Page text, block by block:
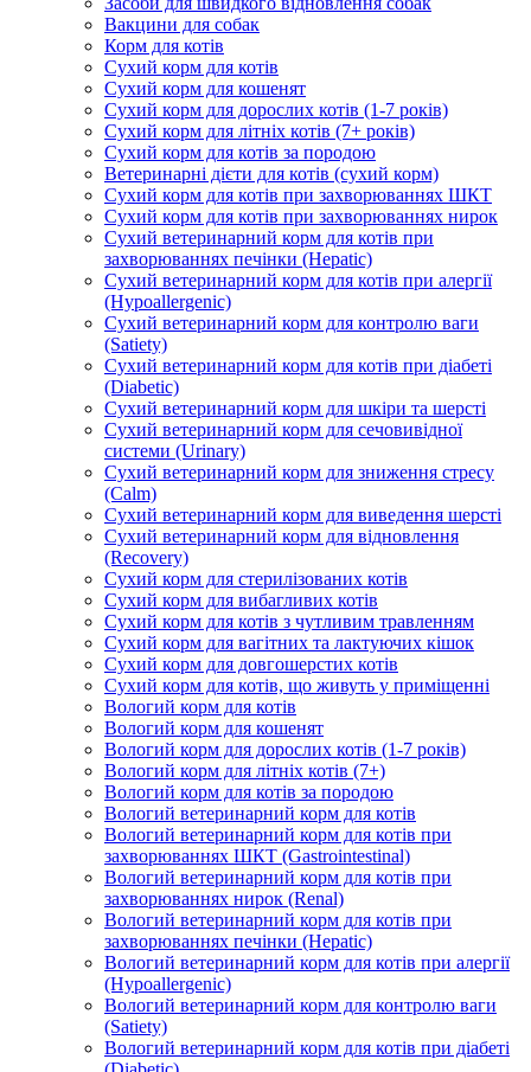
Вакцини для собак
Корм для котів
Сухий корм для котів
Сухий корм для кошенят
Сухий корм для дорослих котів (1-7 років)
Сухий корм для літніх котів (7+ років)
Сухий корм для котів за породою
Ветеринарні дієти для котів (сухий корм)
Сухий корм для котів при захворюваннях ШКТ
Сухий корм для котів при захворюваннях нирок
Сухий ветеринарний корм для котів при
захворюваннях печінки (Hepatic)
Сухий ветеринарний корм для котів при алергії
(Hypoallergenic)
Сухий ветеринарний корм для контролю ваги
(Satiety)
Сухий ветеринарний корм для котів при діабеті
(Diabetic)
Сухий ветеринарний корм для шкіри та шерсті
Сухий ветеринарний корм для сечовивідної
системи (Urinary)
Сухий ветеринарний корм для зниження стресу
(Calm)
Сухий ветеринарний корм для виведення шерсті
Сухий ветеринарний корм для відновлення
(Recovery)
Сухий корм для стерилізованих котів
Сухий корм для вибагливих котів
Сухий корм для котів з чутливим травленням
Сухий корм для вагітних та лактуючих кішок
Сухий корм для довгошерстих котів
Сухий корм для котів, що живуть у приміщенні
Вологий корм для котів
Вологий корм для кошенят
Вологий корм для дорослих котів (1-7 років)
Вологий корм для літніх котів (7+)
Вологий корм для котів за породою
Вологий ветеринарний корм для котів
Вологий ветеринарний корм для котів при
захворюваннях ШКТ (Gastrointestinal)
Вологий ветеринарний корм для котів при
захворюваннях нирок (Renal)
Вологий ветеринарний корм для котів при
захворюваннях печінки (Hepatic)
Вологий ветеринарний корм для котів при алергії
(Hypoallergenic)
Вологий ветеринарний корм для контролю ваги
(Satiety)
Вологий ветеринарний корм для котів при діабеті